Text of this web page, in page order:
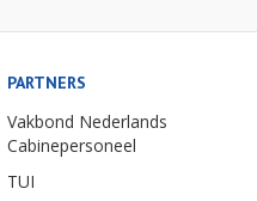
PARTNERS
Vakbond Nederlands
Cabinepersoneel
TUI